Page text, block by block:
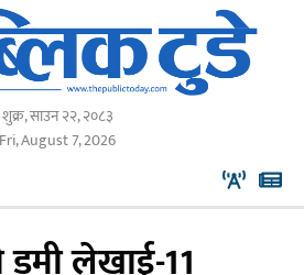
शुक्र, साउन २२, २०८३
Fri, August 7, 2026